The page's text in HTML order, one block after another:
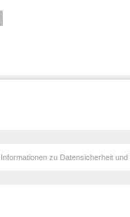
zu Datensicherheit